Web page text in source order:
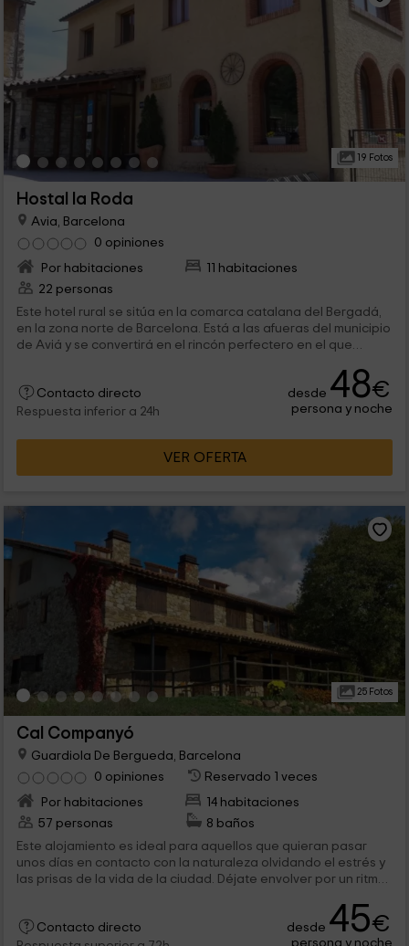
19 Fotos
Hostal la Roda
Avia, Barcelona
0 opiniones
Por habitaciones
11 habitaciones
22 personas
Este hotel rural se sitúa en la comarca catalana del Bergadá,
en la zona norte de Barcelona. Está a las afueras del municipio
de Aviá y se convertirá en el rincón perfectero en el que
Aunque también podéis ir con los hijos, en sus 11 habitaciones
encontraréis una cama doble en la que descansar tras un
largo día de rutas por la zona.
Contacto directo
Respuesta inferior a 24h
desde 48€
persona y noche
VER OFERTA
25 Fotos
Cal Companyó
Guardiola De Bergueda, Barcelona
0 opiniones
Reservado 1 veces
Por habitaciones
14 habitaciones
57 personas
8 baños
Este alojamiento es ideal para aquellos que quieran pasar
unos días en contacto con la naturaleza olvidando el estrés y
las prisas de la vida de la ciudad. Déjate envolver por un ritmo
ponemos todo a tu disposición para que pases una estancia
Contacto directo
desde 45€
persona y noche